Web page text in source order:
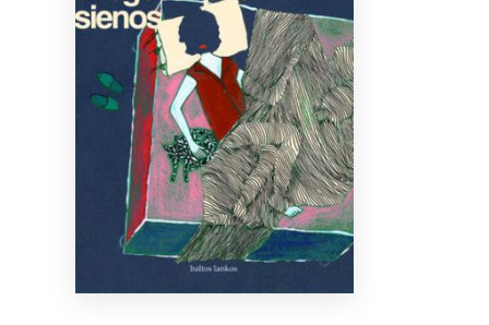
+370 667 80 541
info@elvislab.lt